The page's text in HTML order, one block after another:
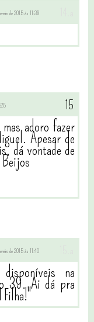
de 2015 às 11:39
adoro fazer
Apesar de
dá vontade de
de 2015 às 11:40
na
39. Ai dá pra